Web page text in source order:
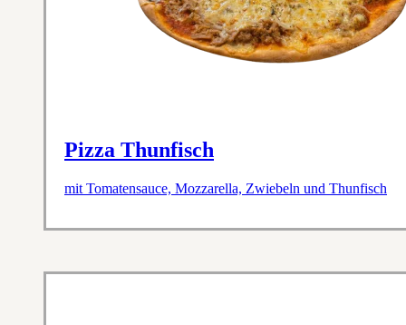
Pizza Thunfisch
mit Tomatensauce, Mozzarella, Zwiebeln und Thunfisch